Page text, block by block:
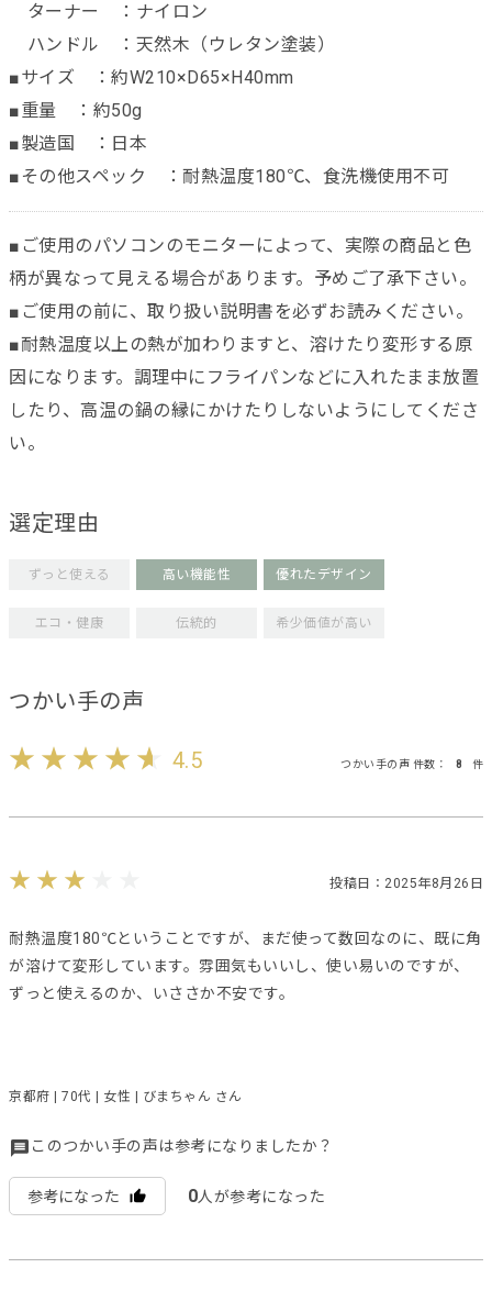
ターナー ：ナイロン
ハンドル ：天然木（ウレタン塗装）
■サイズ ：約W210×D65×H40mm
■重量 ：約50g
■製造国 ：日本
■その他スペック ：耐熱温度180℃、食洗機使用不可
■ご使用のパソコンのモニターによって、実際の商品と色
柄が異なって見える場合があります。予めご了承下さい。
■ご使用の前に、取り扱い説明書を必ずお読みください。
■耐熱温度以上の熱が加わりますと、溶けたり変形する原
因になります。調理中にフライパンなどに入れたまま放置
したり、高温の鍋の縁にかけたりしないようにしてくださ
い。
選定理由
ずっと使える 高い機能性 優れたデザイン
エコ・健康 伝統的 希少価値が高い
つかい手の声
4.5 つかい手の声 件数： 8 件
投稿日：2025年8月26日
耐熱温度180℃ということですが、まだ使って数回なのに、既に角
が溶けて変形しています。雰囲気もいいし、使い易いのですが、
ずっと使えるのか、いささか不安です。
京都府 | 70代 | 女性 | びまちゃん さん
このつかい手の声は参考になりましたか？
参考になった 0人が参考になった